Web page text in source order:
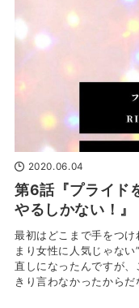
2020.06.04
第6話『プライド
やるしかない！』
最初はどこまで手をつ
まり女性に人気じゃな
直しになったんですが
きり言わなかったから